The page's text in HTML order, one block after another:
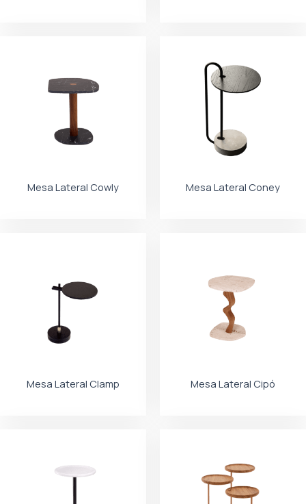
Mesa Lateral Cowly Mesa Lateral Coney
Mesa Lateral Clamp Mesa Lateral Cipó